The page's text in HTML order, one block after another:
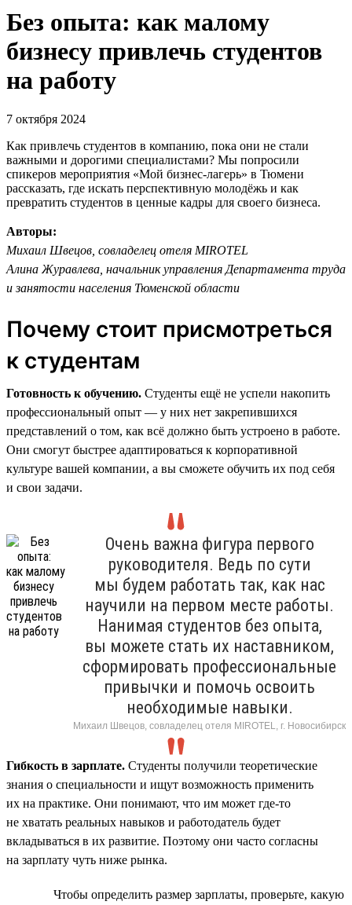
Без опыта: как малому
бизнесу привлечь студентов
на работу
7 октября 2024
Как привлечь студентов в компанию, пока они не стали
важными и дорогими специалистами? Мы попросили
спикеров мероприятия «Мой бизнес-лагерь» в Тюмени
рассказать, где искать перспективную молодёжь и как
превратить студентов в ценные кадры для своего бизнеса.
Авторы:
Михаил Швецов, совладелец отеля MIROTEL
Алина Журавлева, начальник управления Департамента труда
и занятости населения Тюменской области
Почему стоит присмотреться
к студентам
Готовность к обучению. Студенты ещё не успели накопить
профессиональный опыт — у них нет закрепившихся
представлений о том, как всё должно быть устроено в работе.
Они смогут быстрее адаптироваться к корпоративной
культуре вашей компании, а вы сможете обучить их под себя
и свои задачи.
Очень важна фигура первого
руководителя. Ведь по сути
мы будем работать так, как нас
научили на первом месте работы.
Нанимая студентов без опыта,
вы можете стать их наставником,
сформировать профессиональные
привычки и помочь освоить
необходимые навыки.
Михаил Швецов, совладелец отеля MIROTEL, г. Новосибирск
Гибкость в зарплате. Студенты получили теоретические
знания о специальности и ищут возможность применить
их на практике. Они понимают, что им может где-то
не хватать реальных навыков и работодатель будет
вкладываться в их развитие. Поэтому они часто согласны
на зарплату чуть ниже рынка.
Чтобы определить размер зарплаты, проверьте, какую